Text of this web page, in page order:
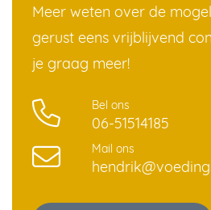
Meer weten over de
gerust eens vrijblijvend
je graag meer!
Bel ons
06-51514185
Mail ons